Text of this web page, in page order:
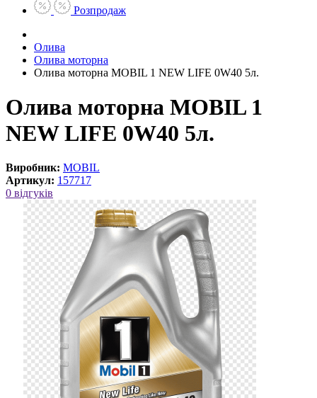
Розпродаж
Олива
Олива моторна
Олива моторна MOBIL 1 NEW LIFE 0W40 5л.
Олива моторна MOBIL 1
NEW LIFE 0W40 5л.
Виробник: MOBIL
Артикул: 157717
0 відгуків